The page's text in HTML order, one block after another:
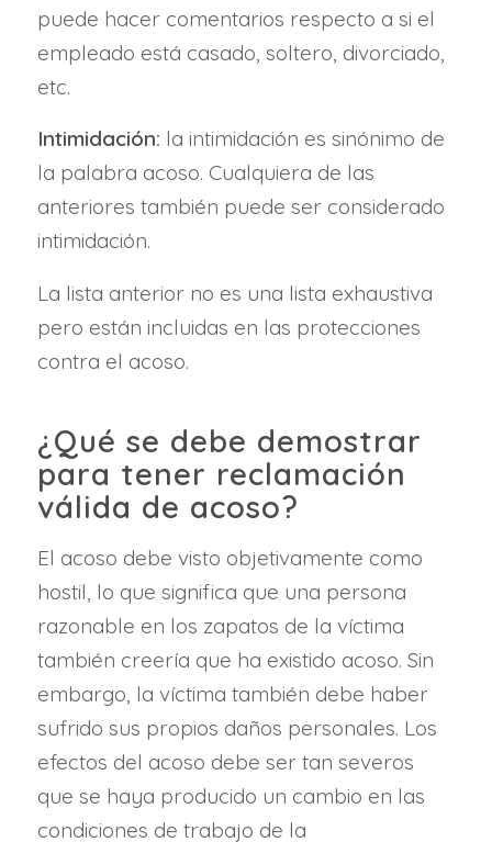
puede hacer comentarios respecto a si el
empleado está casado, soltero, divorciado,
etc.
Intimidación: la intimidación es sinónimo de
la palabra acoso. Cualquiera de las
anteriores también puede ser considerado
intimidación.
La lista anterior no es una lista exhaustiva
pero están incluidas en las protecciones
contra el acoso.
¿Qué se debe demostrar
para tener reclamación
válida de acoso?
El acoso debe visto objetivamente como
hostil, lo que significa que una persona
razonable en los zapatos de la víctima
también creería que ha existido acoso. Sin
embargo, la víctima también debe haber
sufrido sus propios daños personales. Los
efectos del acoso debe ser tan severos
que se haya producido un cambio en las
condiciones de trabajo de la